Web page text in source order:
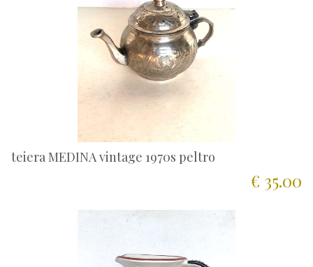
teiera MEDINA vintage 1970s peltro
€ 35.00